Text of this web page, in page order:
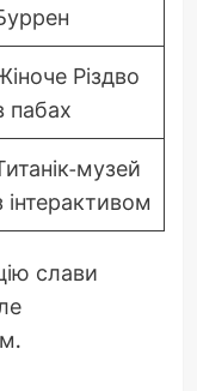
Різдво
пабах
музей
інтерактивом
слави